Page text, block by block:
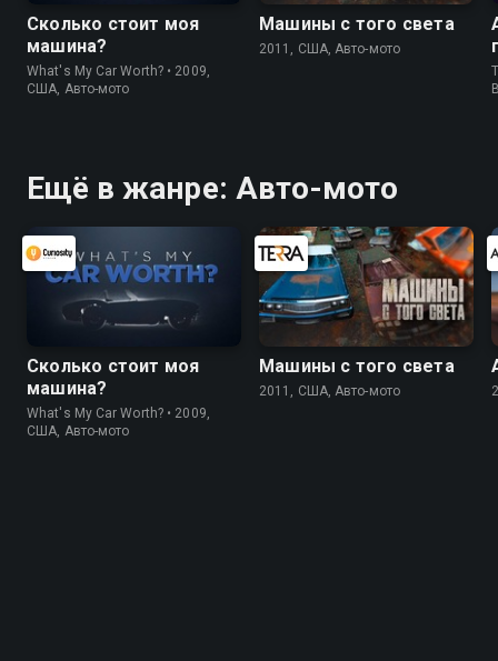
Сколько стоит моя
машина?
What's My Car Worth? • 2009,
США, Авто-мото
Машины с того света
2011, США, Авто-мото
Ещё в жанре: Авто-мото
Сколько стоит моя
машина?
What's My Car Worth? • 2009,
США, Авто-мото
Машины с того света
2011, США, Авто-мото